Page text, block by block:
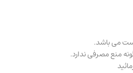
می باشد.
منع مصرفی ندارد.